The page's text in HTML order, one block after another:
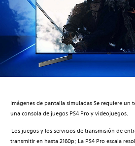
Imágenes de pantalla simuladas Se requiere un
una consola de juegos PS4 Pro y videojuegos.
1 Los juegos y los servicios de transmisión de
transmitir en hasta 2160p; La PS4 Pro escala